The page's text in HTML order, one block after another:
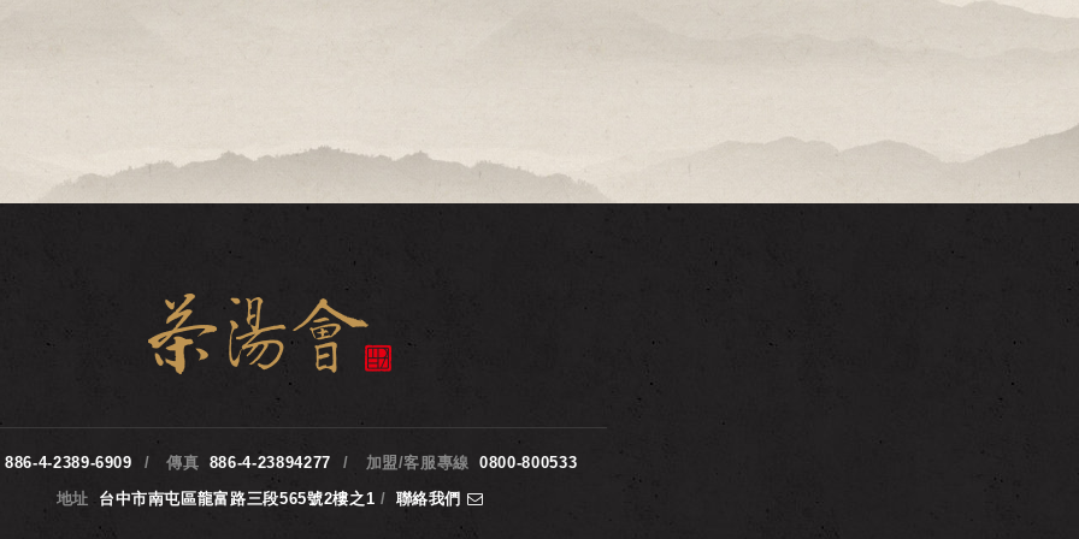
886-4-2389-6909 傳真 886-4-23894277 加盟/客服專線
0800-800533
地址
台中市南屯區龍富路三段565號2樓之1 / 聯絡我們